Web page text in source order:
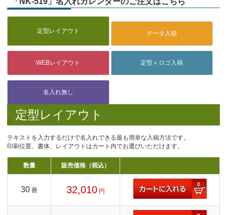
定型レイアウト
テキストを入力するだけで名入れできる最も簡単な入稿方法です。
印刷位置、書体、レイアウトはカート内でお選びいただけます。
数量 販売価格（税込）
30 冊 32,010 円